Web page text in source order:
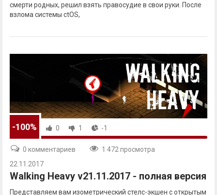
смерти родных, решил взять правосудие в свои руки. После
взлома системы ctOS,
-100% 0 1 -1
0 комментариев
1 472 просмотра
22.11.2017
Walking Heavy v21.11.2017 - полная версия
Представляем вам изометрический стелс-экшен с открытым